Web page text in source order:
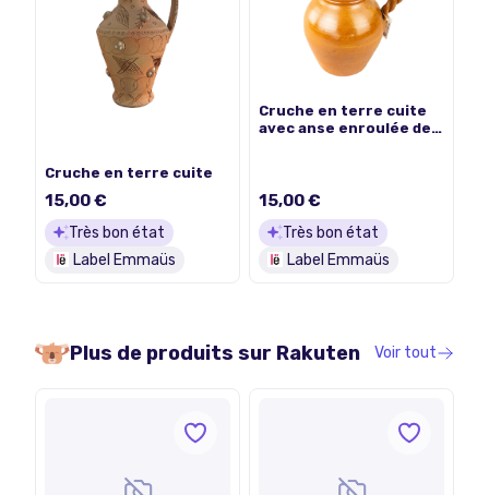
Cruche en terre cuite
15,00 €
Très bon état
Label Emmaüs
Cruche en terre cuite
avec anse enroulée de
15,00 €
Très bon état
Label Emmaüs
Plus de produits sur Rakuten Voir tout